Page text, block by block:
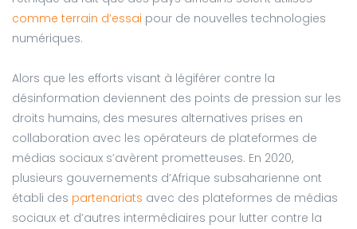
comme terrain d’essai pour de nouvelles technologies
numériques.
Alors que les efforts visant à légiférer contre la
désinformation deviennent des points de pression sur les
droits humains, des mesures alternatives prises en
collaboration avec les opérateurs de plateformes de
médias sociaux s’avèrent prometteuses. En 2020,
plusieurs gouvernements d’Afrique subsaharienne ont
établi des partenariats avec des plateformes de médias
sociaux et d’autres intermédiaires pour lutter contre la